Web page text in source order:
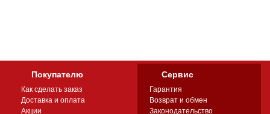
Покупателю
Как сделать заказ
Доставка и оплата
Акции
Сервис
Гарантия
Возврат и обмен
Законодательство